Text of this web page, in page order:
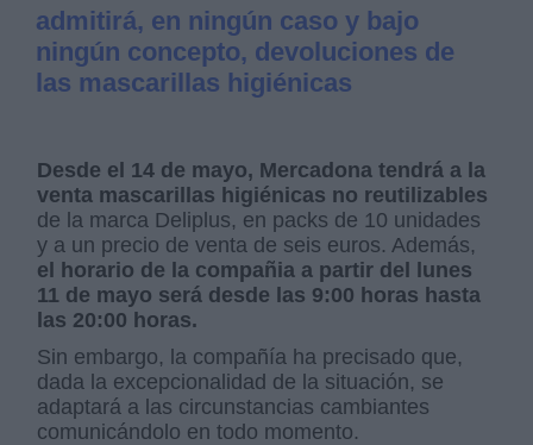
admitirá, en ningún caso y bajo
ningún concepto, devoluciones de
las mascarillas higiénicas
Desde el 14 de mayo, Mercadona tendrá a la
venta mascarillas higiénicas no reutilizables
de la marca Deliplus, en packs de 10 unidades
y a un precio de venta de seis euros. Además,
el horario de la compañia a partir del lunes
11 de mayo será desde las 9:00 horas hasta
las 20:00 horas.
Sin embargo, la compañía ha precisado que,
dada la excepcionalidad de la situación, se
adaptará a las circunstancias cambiantes
comunicándolo en todo momento.